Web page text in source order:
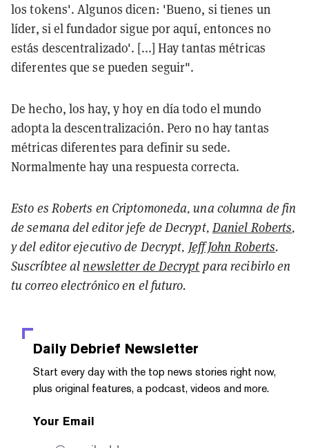
los tokens'. Algunos dicen: 'Bueno, si tienes un
líder, si el fundador sigue por aquí, entonces no
estás descentralizado'. [...] Hay tantas métricas
diferentes que se pueden seguir".
De hecho, los hay, y hoy en día todo el mundo
adopta la descentralización. Pero no hay tantas
métricas diferentes para definir su sede.
Normalmente hay una respuesta correcta.
Esto es Roberts en Criptomoneda, una columna de fin
de semana del editor jefe de Decrypt, Daniel Roberts,
y del editor ejecutivo de Decrypt, Jeff John Roberts.
Suscríbtee alnewsletter de Decrypt para recibirlo en
tu correo electrónico en el futuro.
Daily Debrief Newsletter
Start every day with the top news stories right now,
plus original features, a podcast, videos and more.
Your Email